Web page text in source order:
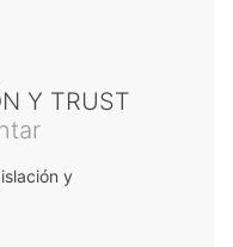
Y TRUST
y